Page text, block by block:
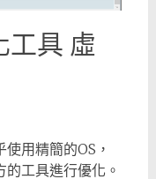
工具 虛
用精簡的OS，
工具進行優化。